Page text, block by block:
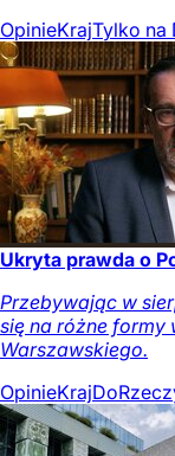
OpinieKrajTylko na
Ukryta prawda o
Przebywając w
się na różne formy
Warszawskiego.
OpinieKraj